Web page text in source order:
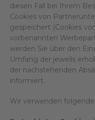
diesen Fall bei Ihrem
Cookies von
gespeichert (Cookies
vorbenannten
werden Sie über den
Umfang der jeweils
der nachstehenden
informiert.
Wir verwenden folgende